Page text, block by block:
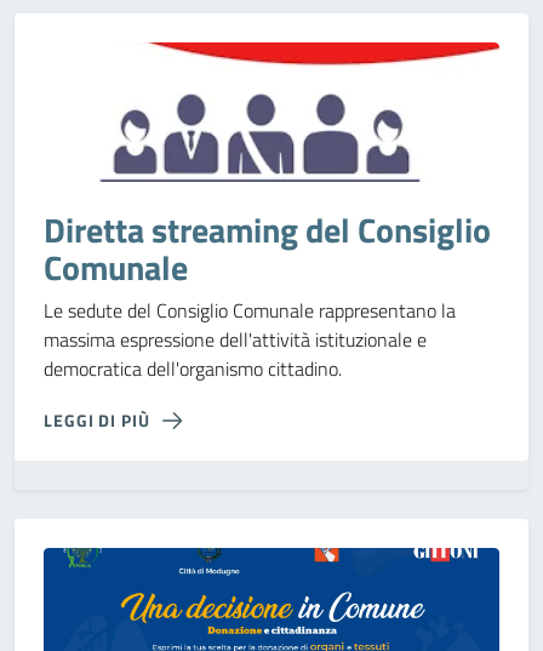
Diretta streaming del Consiglio
Comunale
Le sedute del Consiglio Comunale rappresentano la
massima espressione dell'attività istituzionale e
democratica dell'organismo cittadino.
LEGGI DI PIÙ